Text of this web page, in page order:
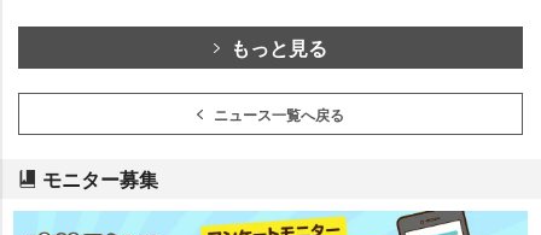
もっと見る
ニュース一覧へ戻る
モニター募集